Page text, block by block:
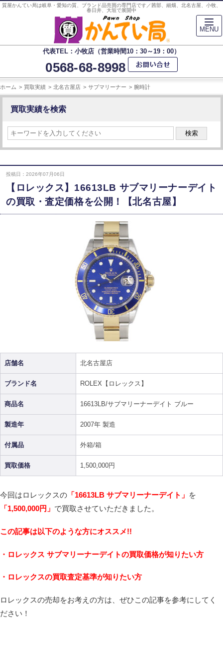
質屋かんてい局は岐阜・愛知の質、ブランド品売買の専門店です／茜部、細畑、北名古屋、小牧、
春日井、大垣で展開中
代表TEL：小牧店（営業時間10：30～19：00）
0568-68-8998
ホーム 買取実績 北名古屋店 サブマリーナー 腕時計
買取実績を検索
検索
投稿日：2026年07月06日
【ロレックス】16613LB サブマリーナーデイト
の買取・査定価格を公開！【北名古屋】
店舗名 北名古屋店
ブランド名 ROLEX【ロレックス】
商品名 16613LB/サブマリーナーデイト ブルー
製造年 2007年 製造
付属品 外箱/箱
買取価格 1,500,000円
今回はロレックスの 「16613LB サブマリーナーデイト 」 を
「1,500,000円」 で買取させていただきました。
この記事は以下のような方にオススメ!!
・ロレックス サブマリーナーデイトの買取価格が知りたい方
・ロレックスの買取査定基準が知りたい方
ロレックスの売却をお考えの方は、ぜひこの記事を参考にしてく
ださい！
MENU